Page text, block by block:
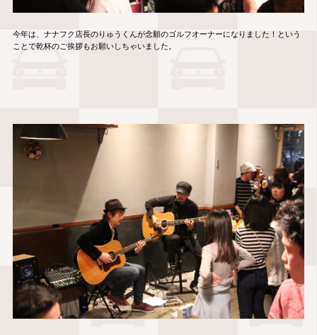
今年は、ナナフク店長のりゅうくんが念願のゴルフオーナーになりました！という
ことで乾杯のご挨拶もお願いしちゃいました。